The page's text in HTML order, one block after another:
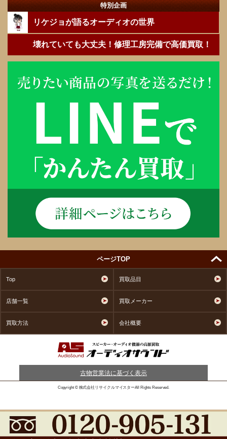
特別企画
リケジョが語るオーディオの世界
壊れていても大丈夫！修理工房完備で高価買取！
ページTOP
Top 買取品目
店舗一覧 買取メーカー
買取方法 会社概要
古物営業法に基づく表示
Copyright © 株式会社リサイクルマイスターAll Rights Reserved.